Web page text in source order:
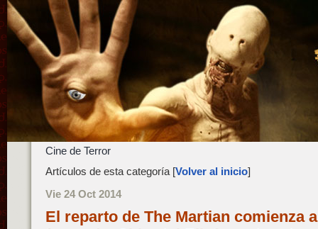
Cine de Terror
Artículos de esta categoría [Volver al inicio]
Vie 24 Oct 2014
El reparto de The Martian comienza